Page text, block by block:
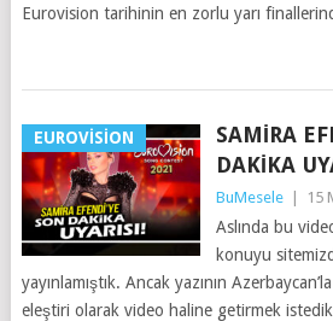
Eurovision tarihinin en zorlu yarı
EUROVISION
SAMIRA
DAKIKA
BuMesele 15
Aslında bu
konuyu
yayınlamıştık. Ancak yazının Azerbaycan’la
eleştiri olarak video haline getirmek